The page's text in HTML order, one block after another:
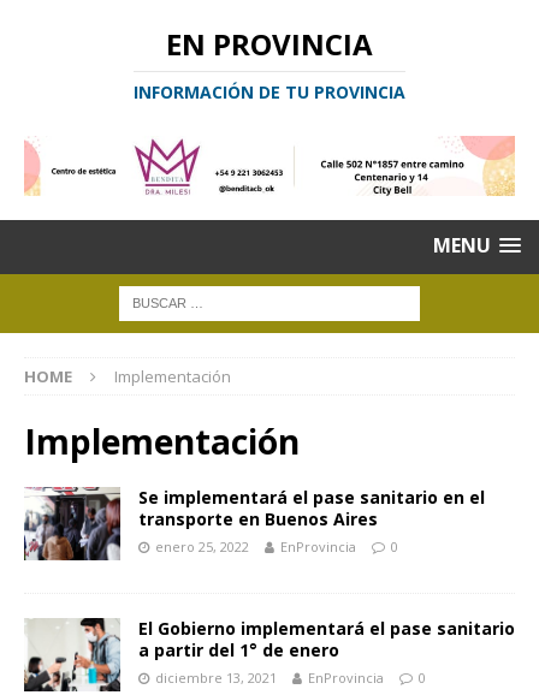
EN PROVINCIA
INFORMACIÓN DE TU PROVINCIA
MENU
HOME Implementación
Implementación
Se implementará el pase sanitario en el
transporte en Buenos Aires
enero 25, 2022 EnProvincia 0
El Gobierno implementará el pase sanitario
a partir del 1° de enero
diciembre 13, 2021 EnProvincia 0